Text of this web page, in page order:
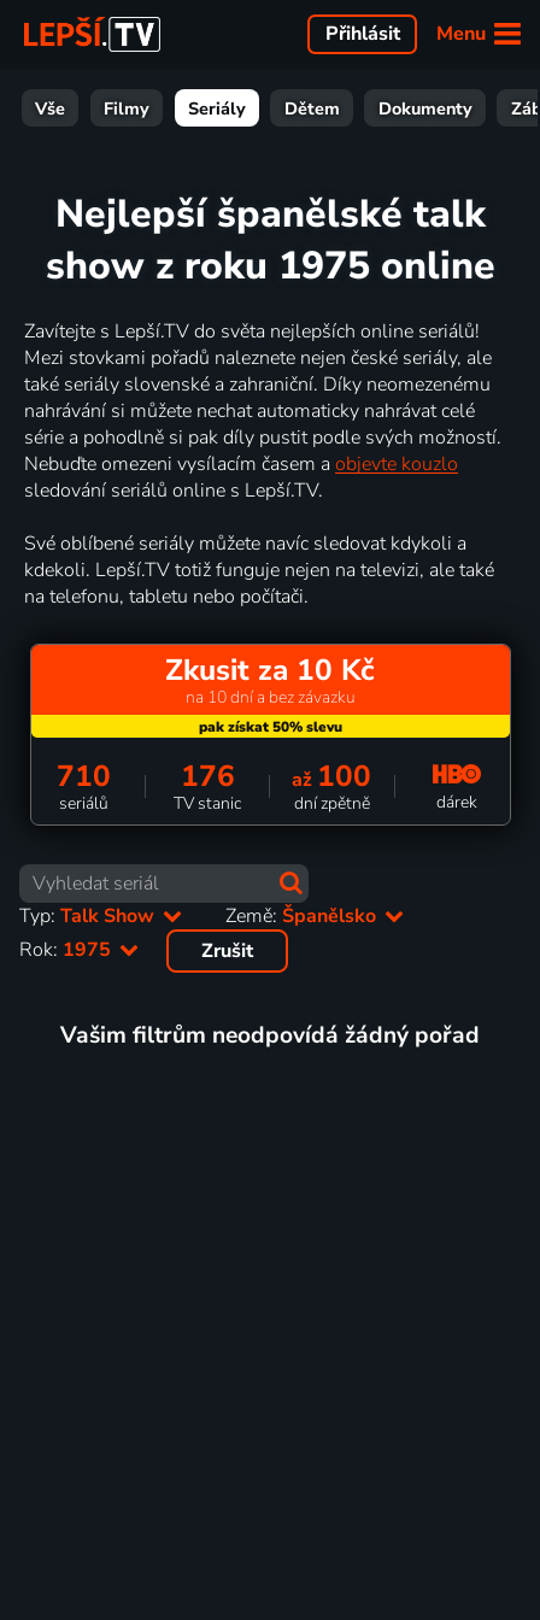
Menu
Přihlásit
Vše Filmy Seriály Dětem Dokumenty
Nejlepší španělské talk
show z roku 1975 online
Zavítejte s Lepší.TV do světa nejlepších online seriálů!
Mezi stovkami pořadů naleznete nejen české seriály, ale
také seriály slovenské a zahraniční. Díky neomezenému
nahrávání si můžete nechat automaticky nahrávat celé
série a pohodlně si pak díly pustit podle svých možností.
Nebuďte omezeni vysílacím časem a objevte kouzlo
sledování seriálů online s Lepší.TV.
Své oblíbené seriály můžete navíc sledovat kdykoli a
kdekoli. Lepší.TV totiž funguje nejen na televizi, ale také
na telefonu, tabletu nebo počítači.
Zkusit za 10 Kč
na 10 dní a bez závazku
710
seriálů
176
TV stanic
až 100
dní zpětně dárek
Typ: Talk Show Země:Španělsko
Rok: 1975 Zrušit
Vašim filtrům neodpovídá žádný pořad